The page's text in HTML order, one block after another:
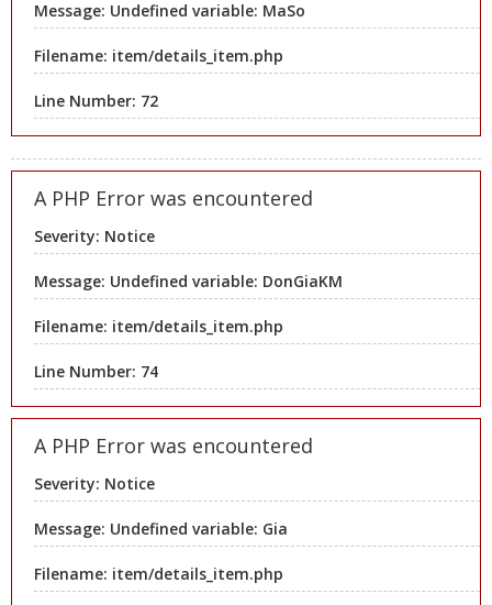
Message: Undefined variable: MaSo
Filename: item/details_item.php
Line Number: 72
A PHP Error was encountered
Severity: Notice
Message: Undefined variable: DonGiaKM
Filename: item/details_item.php
Line Number: 74
A PHP Error was encountered
Severity: Notice
Message: Undefined variable: Gia
Filename: item/details_item.php